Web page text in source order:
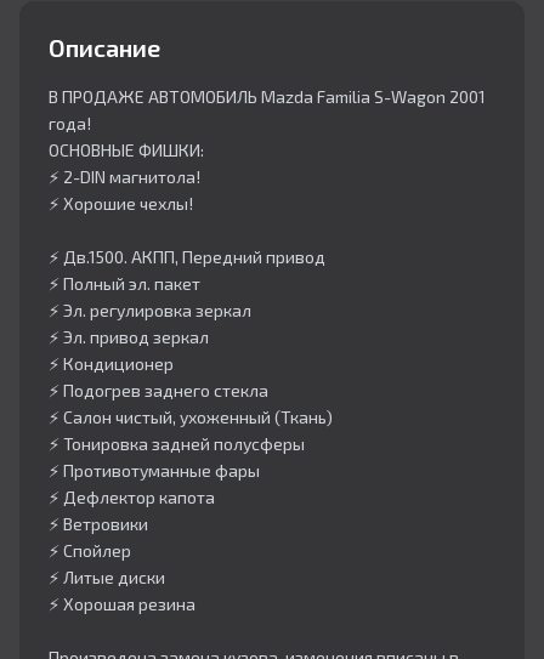
Описание
В ПРОДАЖЕ АВТОМОБИЛЬ Mazda Familia S-Wagon 2001
года!
ОСНОВНЫЕ ФИШКИ:
⚡️ 2-DIN магнитола!
⚡️ Хорошие чехлы!
⚡️ Дв.1500. АКПП, Передний привод
⚡️ Полный эл. пакет
⚡️ Эл. регулировка зеркал
⚡️ Эл. привод зеркал
⚡️ Кондиционер
⚡️ Подогрев заднего стекла
⚡️ Салон чистый, ухоженный (Ткань)
⚡️ Тонировка задней полусферы
⚡️ Противотуманные фары
⚡️ Дефлектор капота
⚡️ Ветровики
⚡️ Спойлер
⚡️ Литые диски
⚡️ Хорошая резина